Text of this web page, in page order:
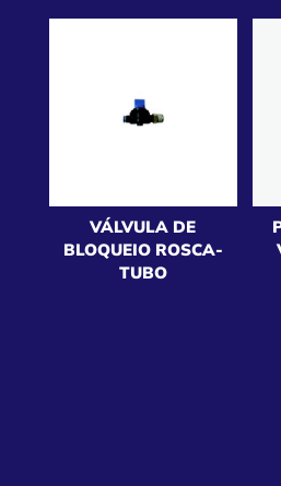
VÁLVULA DE
BLOQUEIO ROSCA-
TUBO